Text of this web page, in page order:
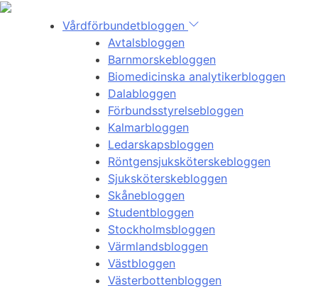
Vårdförbundetbloggen
Avtalsbloggen
Barnmorskebloggen
Biomedicinska analytikerbloggen
Dalabloggen
Förbundsstyrelsebloggen
Kalmarbloggen
Ledarskapsbloggen
Röntgensjuksköterskebloggen
Sjuksköterskebloggen
Skånebloggen
Studentbloggen
Stockholmsbloggen
Värmlandsbloggen
Västbloggen
Västerbottenbloggen